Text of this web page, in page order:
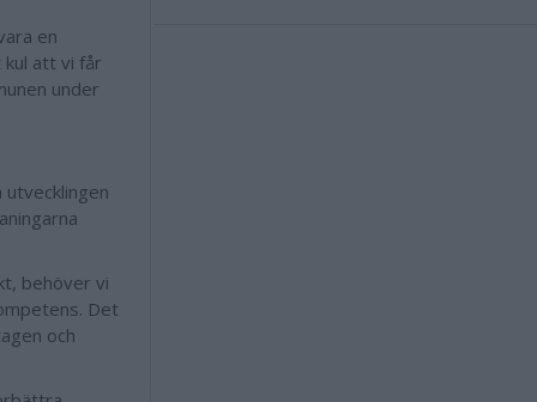
en
att vi får
under
behöver vi
Det
och